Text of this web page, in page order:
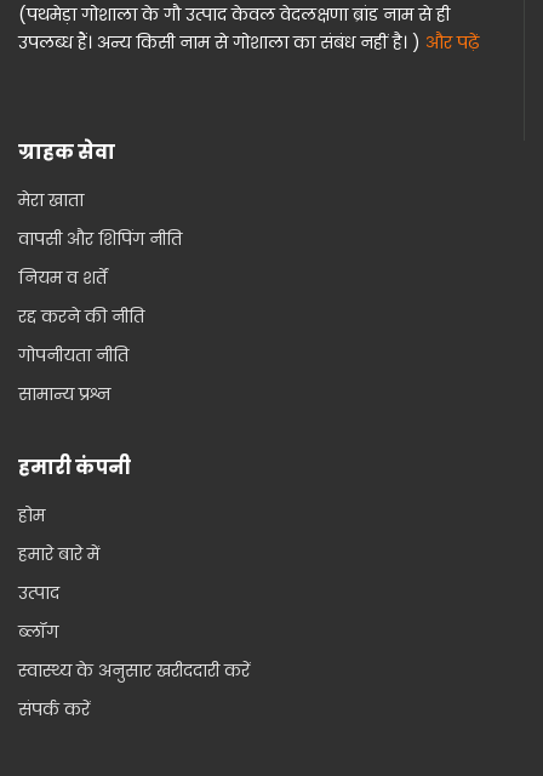
(पथमेड़ा गोशाला के गौ उत्पाद केवल वेदलक्षणा ब्रांड नाम से ही
उपलब्ध हैं। अन्य किसी नाम से गोशाला का संबंध नहीं है। ) और पढ़ें
ग्राहक सेवा
मेरा खाता
वापसी और शिपिंग नीति
नियम व शर्तें
रद्द करने की नीति
गोपनीयता नीति
सामान्य प्रश्न
हमारी कंपनी
होम
हमारे बारे में
उत्पाद
ब्लॉग
स्वास्थ्य के अनुसार खरीददारी करें
संपर्क करें